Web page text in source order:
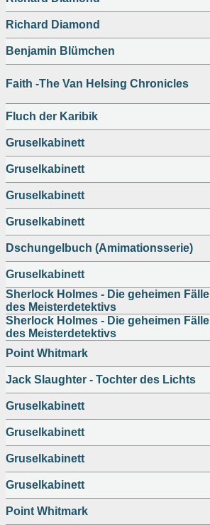
Richard Diamond
Benjamin Blümchen
Faith -The Van Helsing Chronicles
Fluch der Karibik
Gruselkabinett
Gruselkabinett
Gruselkabinett
Gruselkabinett
Dschungelbuch (Amimationsserie)
Gruselkabinett
Sherlock Holmes - Die geheimen Fälle
des Meisterdetektivs
Sherlock Holmes - Die geheimen Fälle
des Meisterdetektivs
Point Whitmark
Jack Slaughter - Tochter des Lichts
Gruselkabinett
Gruselkabinett
Gruselkabinett
Gruselkabinett
Point Whitmark